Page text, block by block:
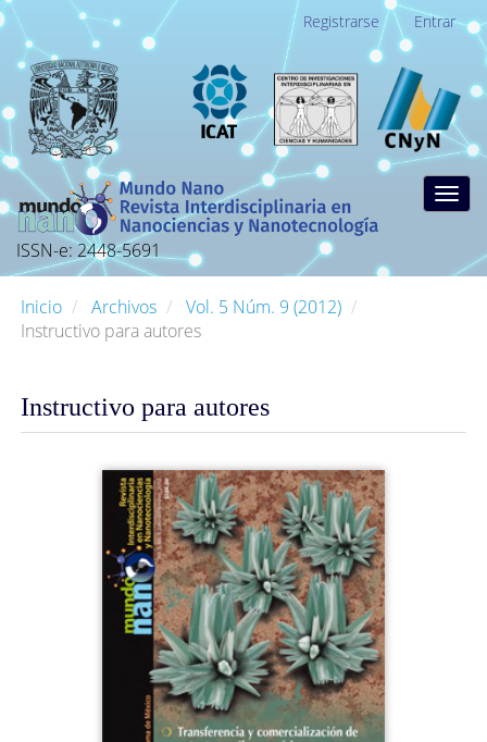
Navegación
principal
Contenido
principal
Barra
lateral
Registrarse Entrar
ISSN-e: 2448-5691
Inicio Archivos
Vol. 5 Núm. 9 (2012)
Instructivo para autores
Instructivo para autores
artículo